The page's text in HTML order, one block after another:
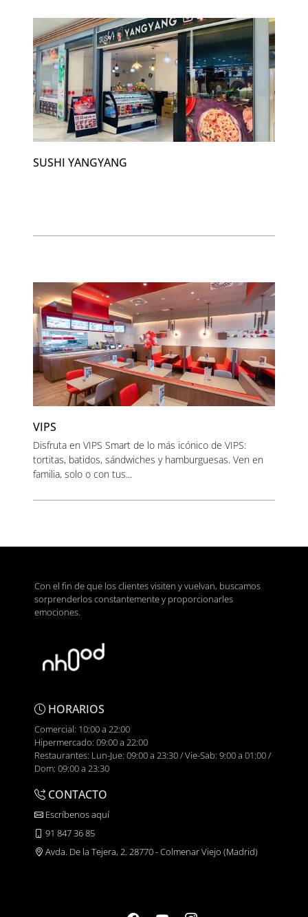
SUSHI YANGYANG
VIPS
Disfruta en VIPS Smart de lo más icónico de VIPS:
tortitas, batidos, sándwiches y hamburguesas. Ven en
familia, solo o con tus...
Con el fin de que los clientes visiten y vuelvan, buscamos
sorprenderlos constantemente y proporcionarles
emociones.
HORARIOS
Comercial: 10:00 a 22:00
Hipermercado: 09:00 a 22:00
Restaurantes: Lun-Jue: 09:00 a 23:30 / Vie-Sab: 9:00 a 01:00 /
Dom: 09:00 a 23:30
CONTACTO
Escríbenos aquí
91 847 36 85
Avda. De la Tejera, 2. 28770 - Colmenar Viejo (Madrid)